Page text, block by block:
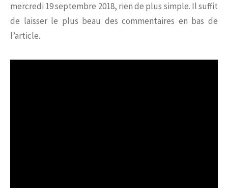
mercredi 19 septembre 2018, rien de plus simple. Il suffit
de laisser le plus beau des commentaires en bas de
l’article.